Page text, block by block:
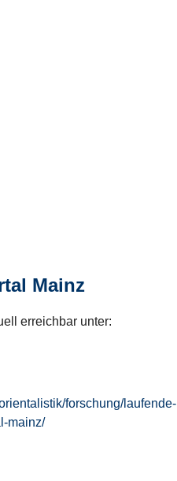
Mainz
erreichbar unter:
forschung/laufende-
mainz/